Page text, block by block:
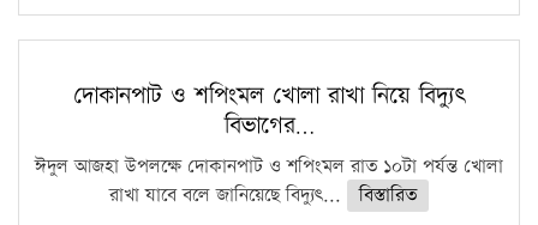
দোকানপাট ও শপিংমল খোলা রাখা নিয়ে বিদ্যুৎ
বিভাগের…
ঈদুল আজহা উপলক্ষে দোকানপাট ও শপিংমল রাত ১০টা পর্যন্ত খোলা
রাখা যাবে বলে জানিয়েছে বিদ্যুৎ...
বিস্তারিত